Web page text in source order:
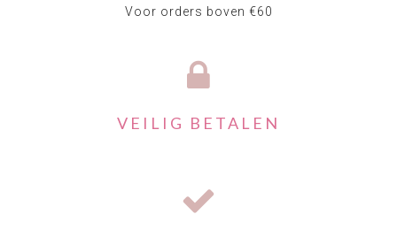
Voor orders boven €60
VEILIG BETALEN